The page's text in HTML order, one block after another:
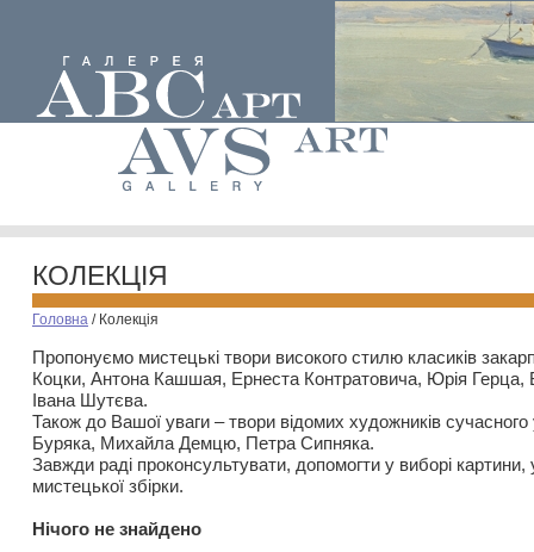
КОЛЕКЦІЯ
Головна / Колекція
Пропонуємо мистецькі твори високого стилю класиків
Коцки, Антона Кашшая, Ернеста Контратовича, Юрія
Івана Шутєва.
Також до Вашої уваги – твори відомих художників
Буряка, Михайла Демцю, Петра Сипняка.
Завжди раді проконсультувати, допомогти у виборі картини,
мистецької збірки.
Нiчого не знайдено